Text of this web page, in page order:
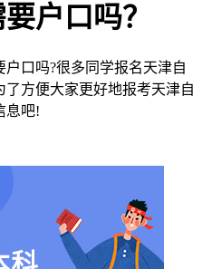
户口吗？
户口吗?很多同学报名天津自
方便大家更好地报考天津自
息吧!